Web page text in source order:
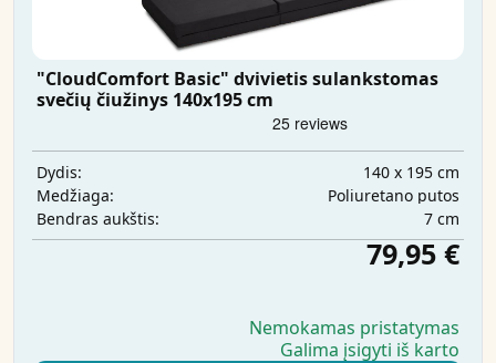
"CloudComfort Basic" dvivietis sulankstomas
svečių čiužinys 140x195 cm
Dydis:
140 x 195 cm
Medžiaga:
Poliuretano putos
Bendras aukštis:
7 cm
79,95 €
Nemokamas pristatymas
Galima įsigyti iš karto